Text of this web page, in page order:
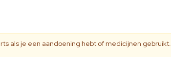
als je een aandoening hebt of medicijnen gebruikt.